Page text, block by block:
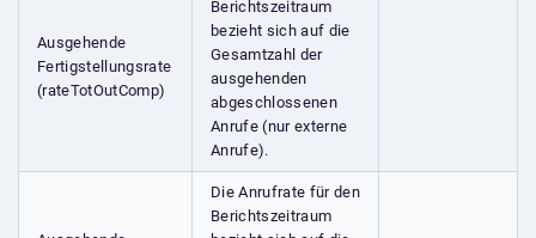
Ausgehende
Fertigstellungsrate
(rateTotOutComp)
Berichtszeitraum
bezieht sich auf die
Gesamtzahl der
ausgehenden
abgeschlossenen
Anrufe (nur externe
Anrufe).
Die Anrufrate für den
Berichtszeitraum